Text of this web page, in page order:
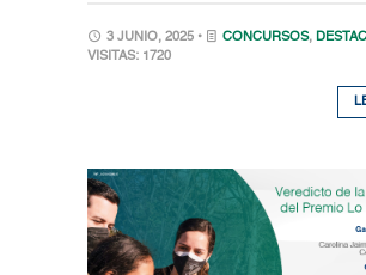
3 JUNIO, 2025 • CONCURSOS,
VISITAS: 1720